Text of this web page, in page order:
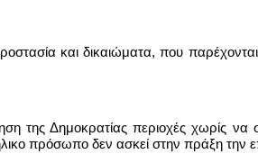
και δικαιώματα, που
της Δημοκρατίας περιοχές χωρίς
πρόσωπο δεν ασκεί στην πράξη την